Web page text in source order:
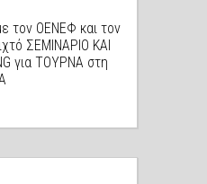
τον ΟΕΝΕΦ και τον
ΣΕΜΙΝΑΡΙΟ ΚΑΙ
για ΤΟΥΡΝΑ στη